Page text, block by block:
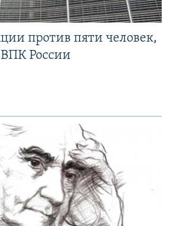
против пяти человек,
России